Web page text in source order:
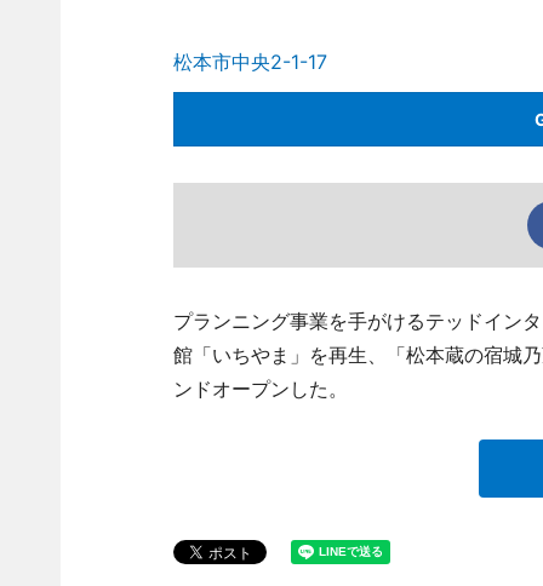
松本市中央2-1-17
プランニング事業を手がけるテッドイン
館「いちやま」を再生、「松本蔵の宿城
ンドオープンした。